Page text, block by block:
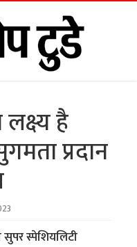
है
प्रदान
स्पेशियलिटी